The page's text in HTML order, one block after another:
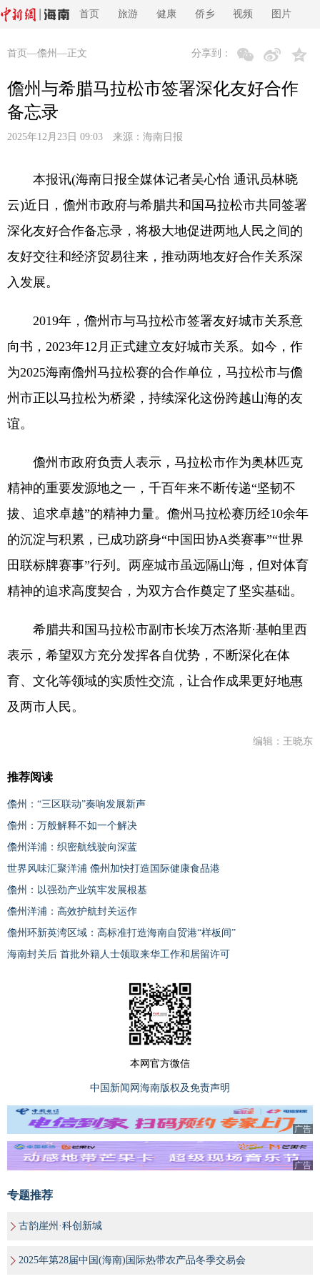
首页 旅游 健康 侨乡 视频 图片
首页 —儋州 —正文 分享到：
儋州与希腊马拉松市签署深化友好合作
备忘录
2025年12月23日 09:03 来源： 海南日报
本报讯(海南日报全媒体记者吴心怡 通讯员林晓
云)近日，儋州市政府与希腊共和国马拉松市共同签署
深化友好合作备忘录，将极大地促进两地人民之间的
友好交往和经济贸易往来，推动两地友好合作关系深
入发展。
2019年，儋州市与马拉松市签署友好城市关系意
向书，2023年12月正式建立友好城市关系。如今，作
为2025海南儋州马拉松赛的合作单位，马拉松市与儋
州市正以马拉松为桥梁，持续深化这份跨越山海的友
谊。
儋州市政府负责人表示，马拉松市作为奥林匹克
精神的重要发源地之一，千百年来不断传递“坚韧不
拔、追求卓越”的精神力量。儋州马拉松赛历经10余年
的沉淀与积累，已成功跻身“中国田协A类赛事”“世界
田联标牌赛事”行列。两座城市虽远隔山海，但对体育
精神的追求高度契合，为双方合作奠定了坚实基础。
希腊共和国马拉松市副市长埃万杰洛斯·基帕里西
表示，希望双方充分发挥各自优势，不断深化在体
育、文化等领域的实质性交流，让合作成果更好地惠
及两市人民。
编辑：王晓东
推荐阅读
儋州：“三区联动”奏响发展新声
儋州：万般解释不如一个解决
儋州洋浦：织密航线驶向深蓝
世界风味汇聚洋浦 儋州加快打造国际健康食品港
儋州：以强劲产业筑牢发展根基
儋州洋浦：高效护航封关运作
儋州环新英湾区域：高标准打造海南自贸港“样板间”
海南封关后 首批外籍人士领取来华工作和居留许可
本网官方微信
中国新闻网海南版权及免责声明
广告
广告
专题推荐
古韵崖州·科创新城
2025年第28届中国(海南)国际热带农产品冬季交易会